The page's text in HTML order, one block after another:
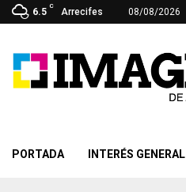
6.5
C
Arrecifes 08/08/2026
PORTADA INTERÉS GENERAL